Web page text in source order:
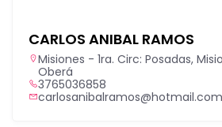
CARLOS ANIBAL RAMOS
Misiones - 1ra. Circ: Posadas,
Oberá
3765036858
carlosanibalramos@hotmail.com